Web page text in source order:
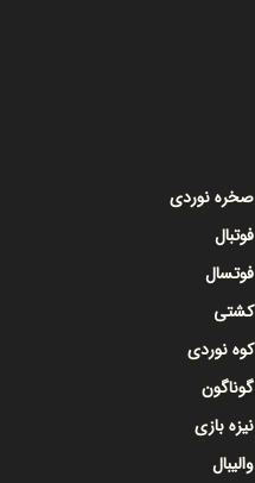
صخره نوردی
فوتبال
فوتسال
کشتی
کوه نوردی
گوناگون
نیزه بازی
والیبال